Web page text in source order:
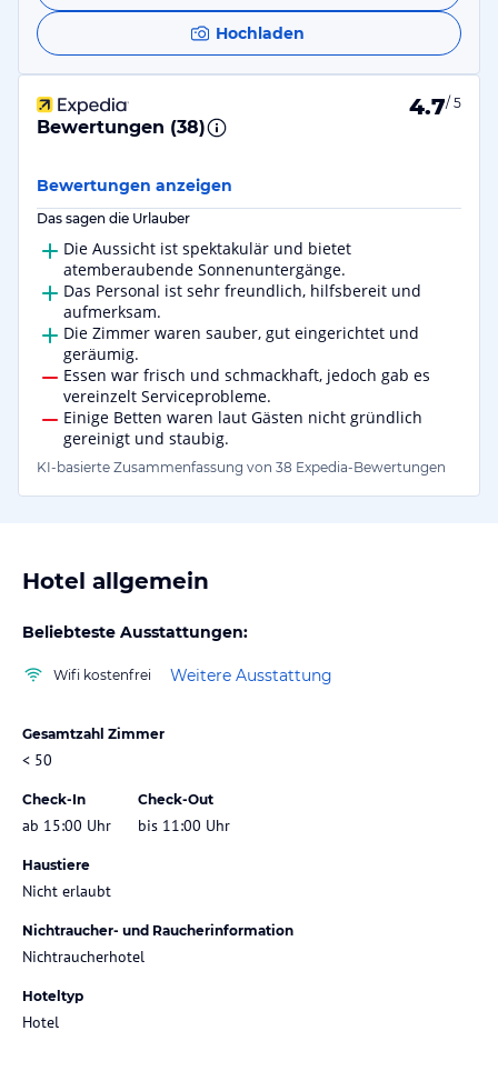
Hochladen
Bewertungen (38)
4.7/ 5
Bewertungen anzeigen
Das sagen die Urlauber
Die Aussicht ist spektakulär und bietet
atemberaubende Sonnenuntergänge.
Das Personal ist sehr freundlich, hilfsbereit und
aufmerksam.
Die Zimmer waren sauber, gut eingerichtet und
geräumig.
Essen war frisch und schmackhaft, jedoch gab es
vereinzelt Serviceprobleme.
Einige Betten waren laut Gästen nicht gründlich
gereinigt und staubig.
KI-basierte Zusammenfassung von 38 Expedia-Bewertungen
Hotel allgemein
Beliebteste Ausstattungen:
Wifi kostenfrei Weitere Ausstattung
Gesamtzahl Zimmer
< 50
Check-In
ab 15:00 Uhr
Check-Out
bis 11:00 Uhr
Haustiere
Nicht erlaubt
Nichtraucher- und Raucherinformation
Nichtraucherhotel
Hoteltyp
Hotel